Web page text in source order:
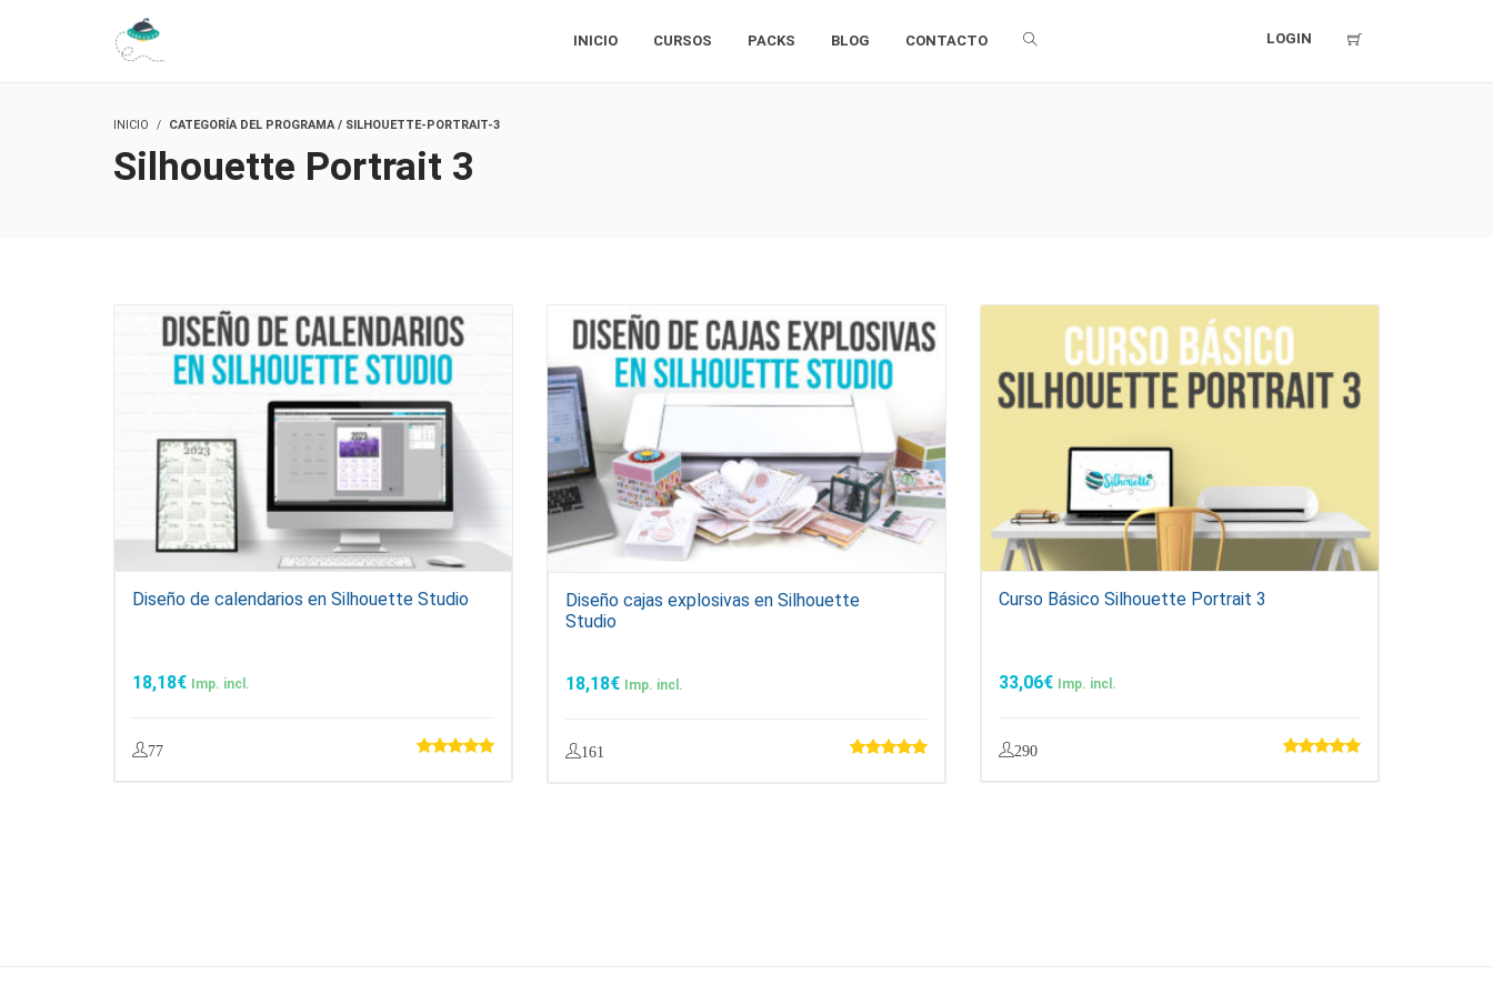
INICIO CURSOS PACKS BLOG CONTACTO LOGIN
INICIO CATEGORÍA DEL PROGRAMA / SILHOUETTE-PORTRAIT-3
Silhouette Portrait 3
Diseño de calendarios en Silhouette Studio
18,18€ Imp. incl.
77
Diseño cajas explosivas en Silhouette
Studio
18,18€ Imp. incl.
161
Curso Básico Silhouette Portrait 3
33,06€ Imp. incl.
290